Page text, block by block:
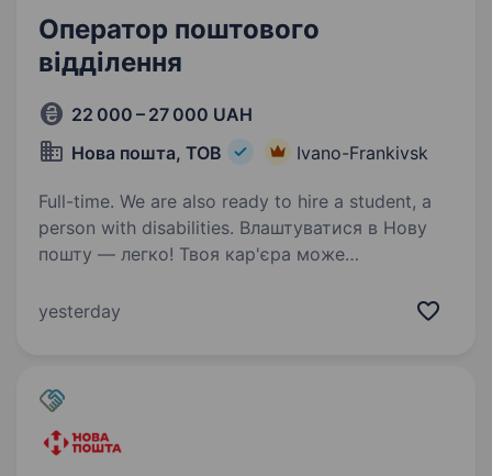
Оператор поштового
відділення
22 000 – 27 000 UAH
Нова пошта, ТОВ
Ivano-Frankivsk
Full-time. We are also ready to hire a student, a
person with disabilities. Влаштуватися в Нову
пошту — легко! Твоя кар'єра може
ми в пошуку оператора поштового відділення.
yesterday